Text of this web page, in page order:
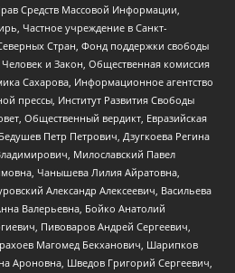
Средств Массовой Информации,
Частное учреждение в Санкт-
Стран, Фонд поддержки свободы
и Закон, Общественная комиссия
Сахарова, Информационное агентство
прессы, Институт Развития Свободы
Общественный вердикт, Евразийская
Петр Петрович, Дзугкоева Регина
Милославский Павел
Чанышева Лилия Айратовна,
Александр Алексеевич, Васильева
Валерьевна, Бойко Анатолий
Пивоваров Андрей Сергеевич,
Магомед Бекханович, Шарипков
Ароновна, Шведов Григорий Сергеевич,